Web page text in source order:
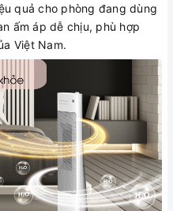
quả cho phòng đang dùng
ấm áp dễ chịu, phù hợp
Việt Nam.